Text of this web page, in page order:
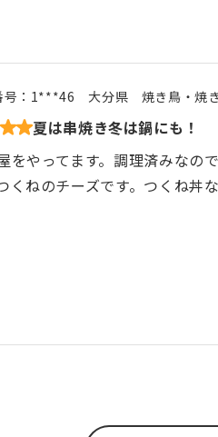
： 1***46 大分県 焼き鳥・焼
夏は串焼き冬は鍋にも！
をやってます。調理済みなの
くねのチーズです。つくね丼